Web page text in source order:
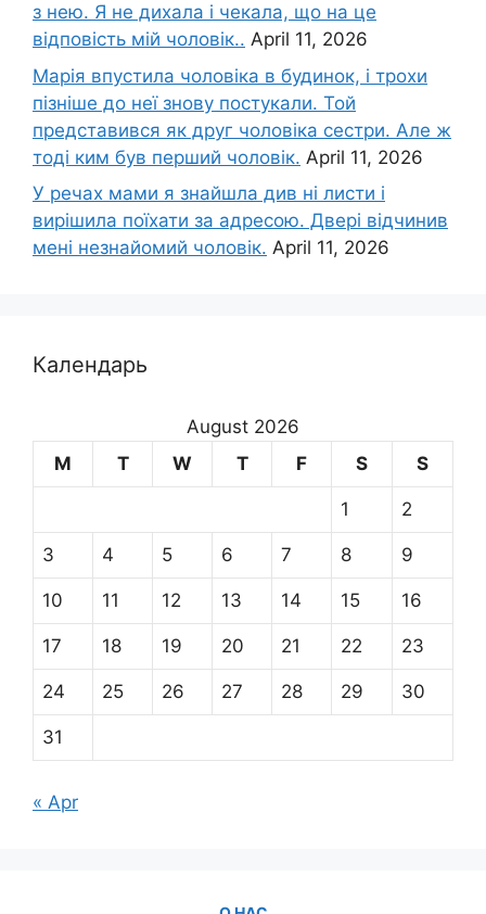
з нею. Я не дихала і чекала, що на це
відповість мій чоловік.. April 11, 2026
Марія впустила чоловіка в будинок, і трохи
пізніше до неї знову постукали. Той
представився як друг чоловіка сестри. Але ж
тоді ким був перший чоловік. April 11, 2026
У речах мами я знайшла див ні листи і
вирішила поїхати за адресою. Двері відчинив
мені незнайомий чоловік. April 11, 2026
Календарь
August 2026
M
T W T F S S
1 2
3 4 5 6 7 8 9
10 11 12 13 14 15 16
17 18 19 20 21 22 23
24 25 26 27 28 29 30
31
« Apr